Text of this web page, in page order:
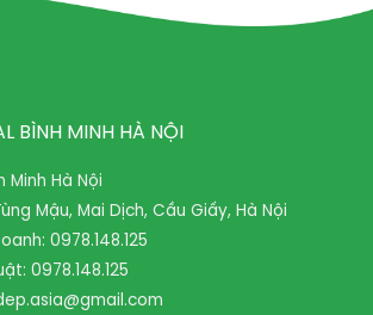
BÌNH MINH HÀ NỘI
Minh Hà Nội
Mậu, Mai Dịch, Cầu Giấy, Hà Nội
0978.148.125
0978.148.125